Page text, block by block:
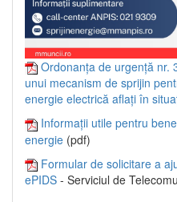
Ordonanța de urgență nr.
unui mecanism de sprijin
energie electrică aflați în
Informații utile pentru
energie (pdf)
Formular de solicitare a
ePIDS - Serviciul de